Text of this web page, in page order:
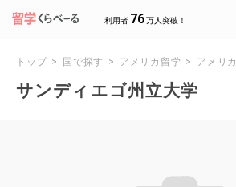
利用者 76万人突破！
トップ 国で探す アメリカ留学 アメリ
サンディエゴ州立大学